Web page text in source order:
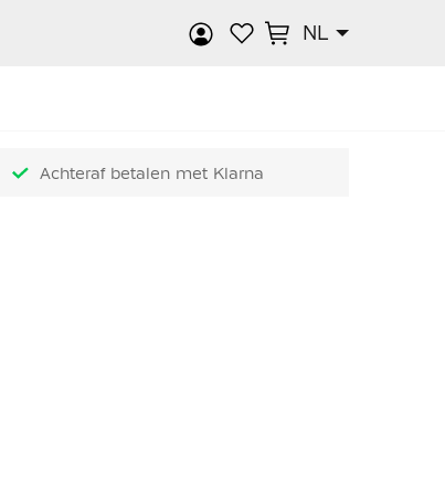
NL
Achteraf betalen met Klarna